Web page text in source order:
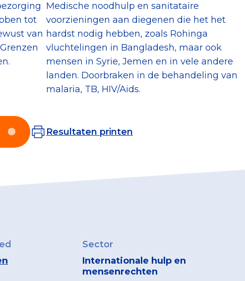
Onderzoek
data over goede doelen
Donateurspanel
tot
van
Medische noodhulp en sanitataire
voorzieningen aan diegenen die het het
hardst nodig hebben, zoals Rohinga
vluchtelingen in Bangladesh, maar ook
mensen in Syrie, Jemen en in vele andere
landen. Doorbraken in de behandeling van
malaria, TB, HIV/Aids.
Resultaten printen
Sector
Internationale hulp en
mensenrechten